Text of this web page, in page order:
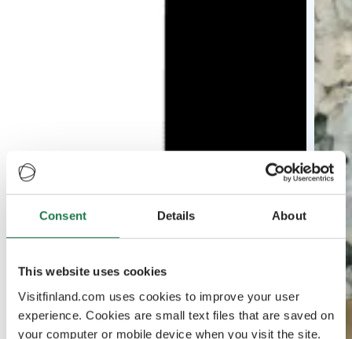
Consent Details About
This website uses cookies
Visitfinland.com uses cookies to improve your user
experience. Cookies are small text files that are saved on
your computer or mobile device when you visit the site.